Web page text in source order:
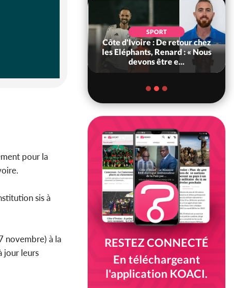
pour la
sis à
novembre) à la
jour leurs
SPORT
Côte d'Ivoire : De retour chez
les Eléphants, Renard : « Nous
devons être e...
RESTEZ CONNECTÉ
En téléchargeant
l'application KOACI.